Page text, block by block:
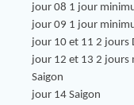
jour 08 1 jour
jour 09 1 jour
jour 10 et 11 2 jours
jour 12 et 13 2 jours
Saigon
jour 14 Saigon